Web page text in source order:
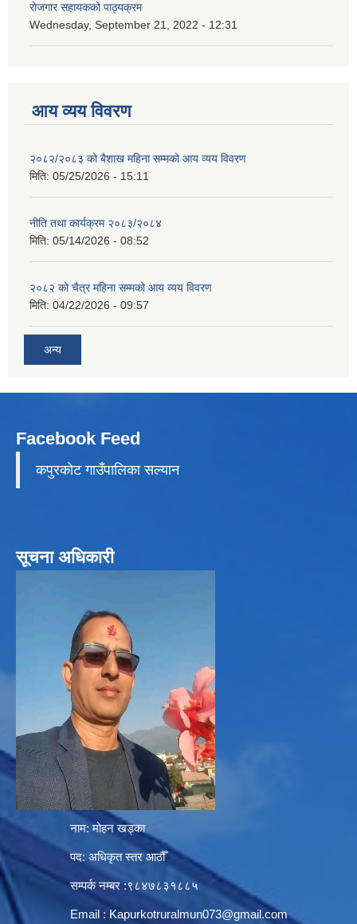
रोजगार सहायकको पाठ्यक्रम
Wednesday, September 21, 2022 - 12:31
आय व्यय विवरण
२०८२/२०८३ को बैशाख महिना सम्मको आय व्यय विवरण
मिति: 05/25/2026 - 15:11
नीति तथा कार्यक्रम २०८३/२०८४
मिति: 05/14/2026 - 08:52
२०८२ को चैत्र महिना सम्मको आय व्यय विवरण
मिति: 04/22/2026 - 09:57
अन्य
Facebook Feed
कपुरकाेट गाउँपालिका सल्यान
सूचना अधिकारी
नाम: मोहन खड्का
पद: अधिकृत स्तर आठौँ
सम्पर्क नम्बर :९८४७८३१८८५
Email : Kapurkotruralmun073@gmail.com